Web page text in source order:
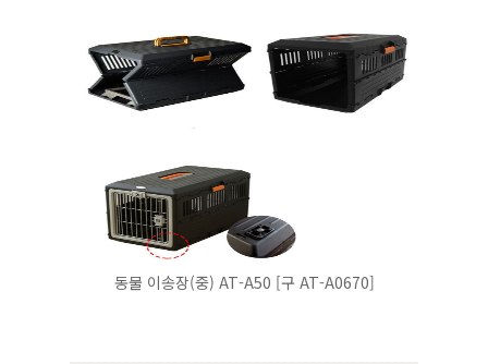
동물 이송장(중) AT-A50 [구 AT-A0670]